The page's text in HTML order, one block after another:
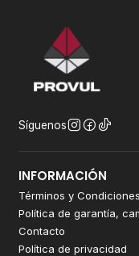
Síguenos
INFORMACIÓN
Términos y Condiciones
Política de garantía,
Contacto
Política de privacidad